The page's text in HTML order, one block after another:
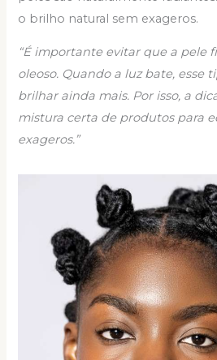
o brilho natural sem exageros.
“É importante evitar que a pele
oleoso. Quando a luz bate, esse
brilhar ainda mais. Por isso, a
mistura certa de produtos para
exageros.”